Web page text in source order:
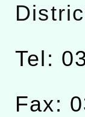
Tel:
Fax: